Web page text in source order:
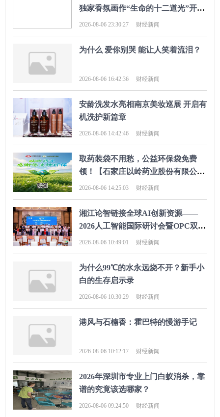
独家香氛画作“生命的十二道光”开启
多感官艺术探索
2026-08-06 23:30:27 财经新闻
为什么 爱你别哭 能让人笑着流泪？
2026-08-06 16:42:36 财经新闻
安龄洗发水亮相南京美妆巡展 开启有
机洗护新篇章
2026-08-06 14:42:46 财经新闻
取药装袋不用愁，公益环保袋免费
领！【石家庄以岭药业股份有限公
司】联合医院暖心守护每段健康路
2026-08-06 14:25:03 财经新闻
湘江论智链接全球AI创新资源——
2026人工智能国际研讨会暨OPC双创
大赛颁奖典礼圆满落幕
2026-08-06 10:49:01 财经新闻
为什么99℃的水永远烧不开？新手小
白的生存启示录
2026-08-06 10:30:29 财经新闻
港风与石楠香：霍巴特的慢游手记
2026-08-06 10:12:17 财经新闻
2026年深圳市专业上门白蚁消杀，靠
谱的究竟该选哪家？
2026-08-06 09:24:50 财经新闻